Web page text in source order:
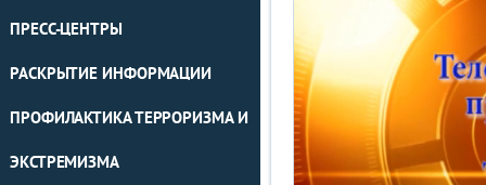
ПРЕСС-ЦЕНТРЫ
РАСКРЫТИЕ ИНФОРМАЦИИ
ПРОФИЛАКТИКА ТЕРРОРИЗМА И
ЭКСТРЕМИЗМА